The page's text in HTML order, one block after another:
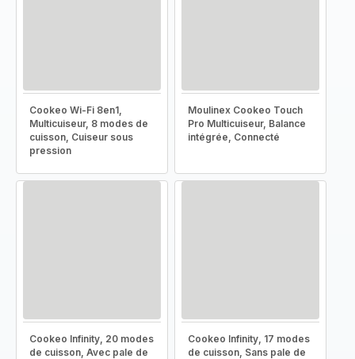
Cookeo Wi-Fi 8en1,
Multicuiseur, 8 modes de
cuisson, Cuiseur sous
pression
Moulinex Cookeo Touch
Pro Multicuiseur, Balance
intégrée, Connecté
Cookeo Infinity, 20 modes
de cuisson, Avec pale de
Cookeo Infinity, 17 modes
de cuisson, Sans pale de